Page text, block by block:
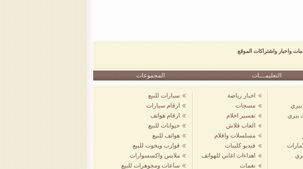
واخبار واشتراكات الموقع
التعليمـــات المجموعات
بيري
اخبار رياضة
مسجات
تفسير احلام
العاب فلاش
مسلسلات وافلام
فيديو كليبات
اهداءات اغاني للهواتف
نغمات
سيارات للبيع
ارقام سيارات
ارقام هواتف
حيوانات للبيع
هواتف للبيع
قوارب ويخوت للبيع
ملابس واكسسوارات
ساعات ومجوهرات للبيع